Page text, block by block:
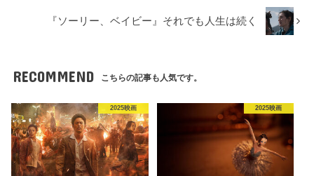
『ソーリー、ベイビー』それでも人生は続く
RECOMMEND こちらの記事も人気です。
2025映画 2025映画